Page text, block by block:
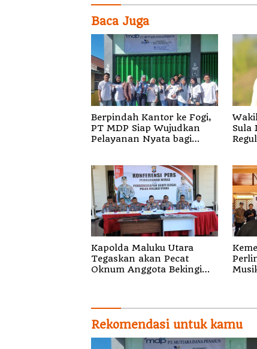
Baca Juga
Berpindah Kantor ke Fogi,
PT MDP Siap Wujudkan
Pelayanan Nyata bagi
Sula
Kapolda Maluku Utara
Tegaskan akan Pecat
Oknum Anggota Bekingi
Rekomendasi untuk kamu